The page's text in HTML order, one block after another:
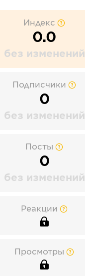
Индекс
0.0
без изменений
Подписчики
0
без изменений
Посты
0
без изменений
Реакции
Просмотры